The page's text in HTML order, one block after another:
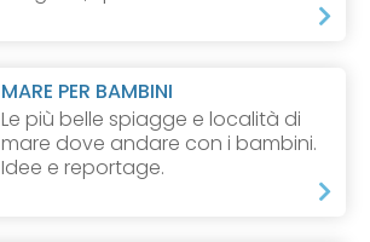
MARE PER BAMBINI
Le più belle spiagge e località di
mare dove andare con i bambini.
Idee e reportage.